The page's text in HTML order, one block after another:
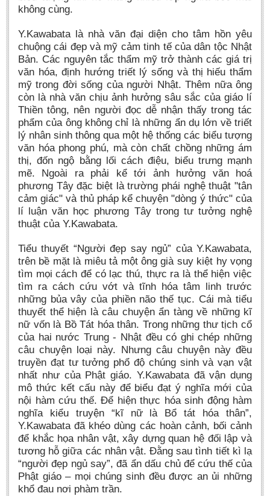
không cùng.
Y.Kawabata là nhà văn đại diện cho tâm hồn yêu
chuộng cái đẹp và mỹ cảm tinh tế của dân tộc Nhật
Bản. Các nguyên tắc thẩm mỹ trở thành các giá trị
văn hóa, định hướng triết lý sống và thị hiếu thẩm
mỹ trong đời sống của người Nhật. Thêm nữa ông
còn là nhà văn chịu ảnh hưởng sâu sắc của giáo lí
Thiền tông, nên người đọc dễ nhận thấy trong tác
phẩm của ông không chỉ là những ẩn dụ lớn về triết
lý nhân sinh thông qua một hệ thống các biểu tượng
văn hóa phong phú, mà còn chất chồng những ám
thị, đốn ngộ bằng lối cách điệu, biểu trưng mạnh
mẽ. Ngoài ra phải kể tới ảnh hưởng văn hoá
phương Tây đặc biệt là trường phái nghệ thuật "tân
cảm giác" và thủ pháp kể chuyện "dòng ý thức" của
lí luận văn học phương Tây trong tư tưởng nghệ
thuật của Y.Kawabata.
Tiểu thuyết “Người đẹp say ngủ” của Y.Kawabata,
trên bề mặt là miêu tả một ông già suy kiệt hy vọng
tìm mọi cách để có lạc thú, thực ra là thể hiện việc
tìm ra cách cứu vớt và tĩnh hóa tâm linh trước
những bủa vây của phiền não thế tục. Cái mà tiểu
thuyết thể hiện là câu chuyện ẩn tàng về những kĩ
nữ vốn là Bồ Tát hóa thân. Trong những thư tịch cổ
của hai nước Trung - Nhật đều có ghi chép những
câu chuyện loại này. Nhưng câu chuyện này đều
truyền đạt tư tưởng phổ độ chúng sinh và vạn vật
nhất như của Phật giáo. Y.Kawabata đã vận dụng
mô thức kết cấu này để biểu đạt ‎ý nghĩa mới của
nội hàm cứu thế. Để hiện thực hóa sinh động hàm
nghĩa kiểu truyện “kĩ nữ là Bổ tát hóa thân”,
Y.Kawabata đã khéo dùng các hoàn cảnh, bối cảnh
để khắc họa nhân vật, xây dựng quan hệ đối lập và
tương hỗ giữa các nhân vật. Đằng sau tình tiết kì lạ
“người đẹp ngủ say”, đã ẩn dấu chủ để cứu thế của
Phật giáo – mọi chúng sinh đều được an ủi những
khổ đau nơi phàm trần.